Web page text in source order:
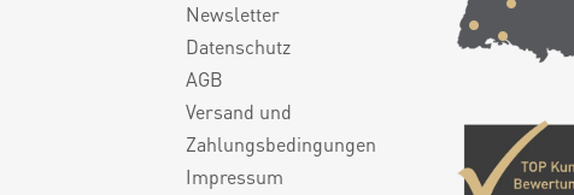
Newsletter
Datenschutz
AGB
Versand und
Zahlungsbedingungen
Impressum